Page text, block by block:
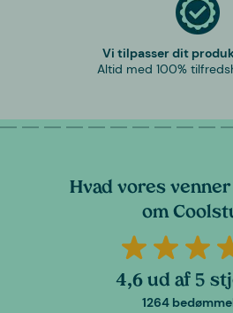
Vi tilpasser dit
Altid med 100%
Hvad vores
om
4,6 ud af 5
1264